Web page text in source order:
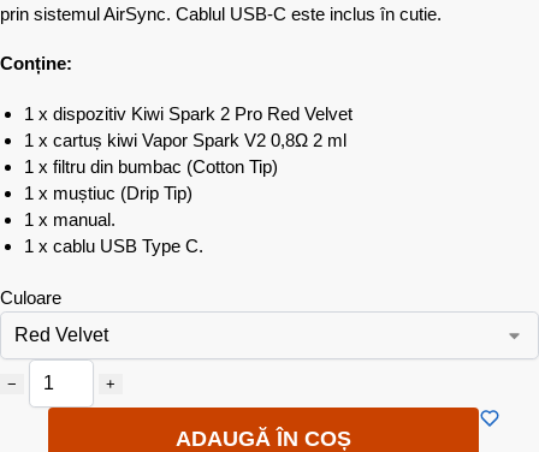
prin sistemul AirSync. Cablul USB-C este inclus în cutie.
Conține:
1 x dispozitiv Kiwi Spark 2 Pro Red Velvet
1 x cartuș kiwi Vapor Spark V2 0,8Ω 2 ml
1 x filtru din bumbac (Cotton Tip)
1 x muștiuc (Drip Tip)
1 x manual.
1 x cablu USB Type C.
Culoare
− +
ADAUGĂ ÎN COȘ